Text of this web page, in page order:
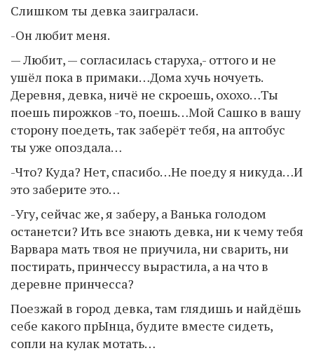
Слишком ты девка заиграласи.
-Он любит меня.
— Любит, — согласилась старуха,- оттого и не
ушёл пока в примаки…Дома хучь ночуеть.
Деревня, девка, ничё не скроешь, охохо…Ты
поешь пирожков -то, поешь…Мой Сашко в вашу
сторону поедеть, так заберёт тебя, на аптобус
ты уже опоздала…
-Что? Куда? Нет, спасибо…Не поеду я никуда…И
это заберите это…
-Угу, сейчас же, я заберу, а Ванька голодом
останетси? Ить все знають девка, ни к чему тебя
Варвара мать твоя не приучила, ни сварить, ни
постирать, принчессу вырастила, а на что в
деревне принчесса?
Поезжай в город девка, там глядишь и найдёшь
себе какого прЫнца, будите вместе сидеть,
сопли на кулак мотать…